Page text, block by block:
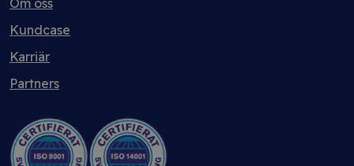
Om oss
Kundcase
Karriär
Partners